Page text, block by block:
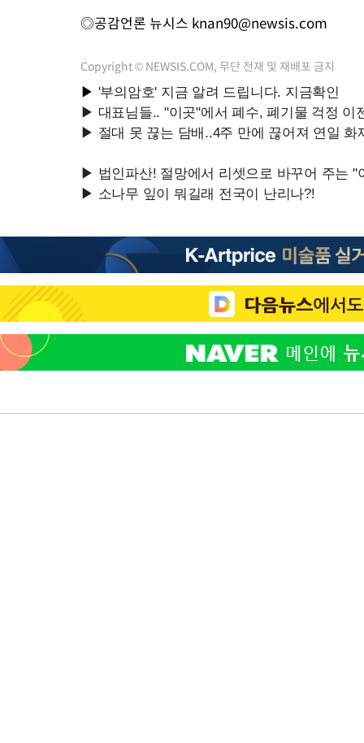
◎공감언론 뉴시스 knan90@newsis.com
Copyright © NEWSIS.COM, 무단 전재 및 재배포 금지